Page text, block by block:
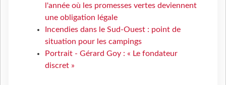
l'année où les promesses vertes deviennent
une obligation légale
Incendies dans le Sud-Ouest : point de
situation pour les campings
Portrait - Gérard Goy : « Le fondateur
discret »